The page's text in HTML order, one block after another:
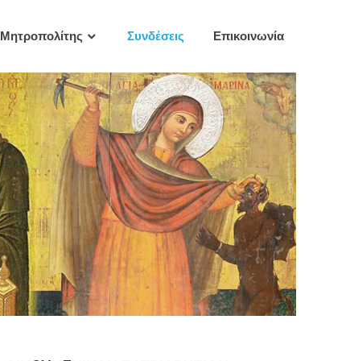
Μητροπολίτης Συνδέσεις Επικοινωνία